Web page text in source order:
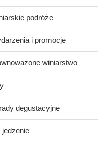
podróże
i promocje
winiarstwo
degustacyjne
jedzenie